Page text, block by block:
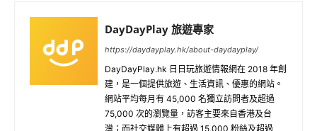
DayDayPlay 旅遊專家
https://daydayplay.hk/about-daydayplay/
DayDayPlay.hk 日日玩旅遊情報網在 2018 年創
建，是一個提供旅遊、生活資訊、優惠的網站。
網站平均每月有 45,000 名獨立訪問者及超過
75,000 次的瀏覽量，訪客主要來自香港及台
灣；而社交媒體上有超過 15,000 粉絲及超過